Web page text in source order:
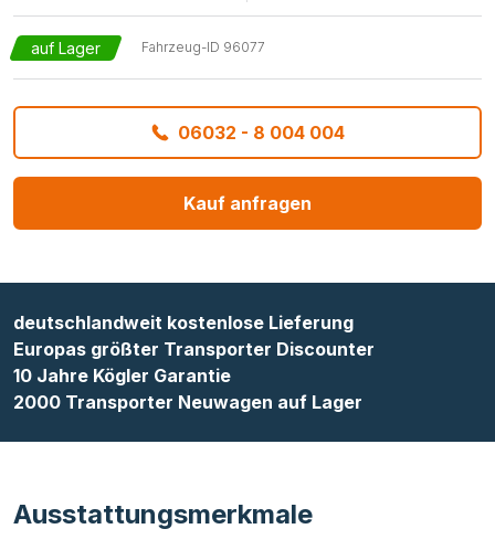
auf Lager Fahrzeug-ID 96077
06032 - 8 004 004
Kauf anfragen
deutschlandweit kostenlose Lieferung
Europas größter Transporter Discounter
10 Jahre Kögler Garantie
2000 Transporter Neuwagen auf Lager
Ausstattungsmerkmale